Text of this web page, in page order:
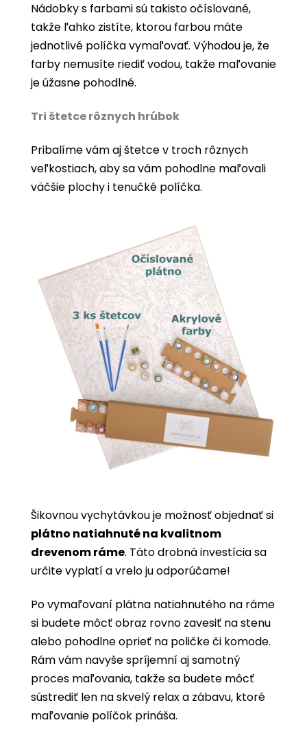
Nádobky s farbami sú takisto očíslované,
takže ľahko zistíte, ktorou farbou máte
jednotlivé políčka vymaľovať. Výhodou je, že
farby nemusíte riediť vodou, takže maľovanie
je úžasne pohodlné.
Tri štetce rôznych hrúbok
Pribalíme vám aj štetce v troch rôznych
veľkostiach, aby sa vám pohodlne maľovali
väčšie plochy i tenučké políčka.
Šikovnou vychytávkou je možnosť objednať si
plátno natiahnuté na kvalitnom
drevenom ráme. Táto drobná investícia sa
určite vyplatí a vrelo ju odporúčame!
Po vymaľovaní plátna natiahnutého na ráme
si budete môcť obraz rovno zavesiť na stenu
alebo pohodlne oprieť na poličke či komode.
Rám vám navyše spríjemní aj samotný
proces maľovania, takže sa budete môcť
sústrediť len na skvelý relax a zábavu, ktoré
maľovanie políčok prináša.